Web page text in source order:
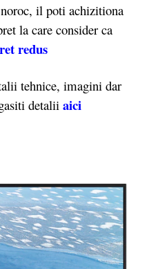
il poti achizitiona
la care consider ca
redus
tehnice, imagini dar
detalii aici